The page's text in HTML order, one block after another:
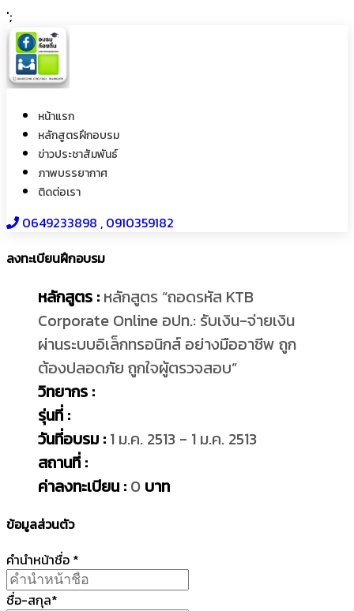
';
หน้าแรก
หลักสูตรฝึกอบรม
ข่าวประชาสัมพันธ์
ภาพบรรยากาศ
ติดต่อเรา
0649233898​ , 0910359182
ลงทะเบียนฝึกอบรม
หลักสูตร : หลักสูตร “ถอดรหัส KTB
Corporate Online อปท.: รับเงิน-จ่ายเงิน
ผ่านระบบอิเล็กทรอนิกส์ อย่างมืออาชีพ ถูก
ต้องปลอดภัย ถูกใจผู้ตรวจสอบ”
วิทยากร :
รุ่นที่ :
วันที่อบรม : 1 ม.ค. 2513 - 1 ม.ค. 2513
สถานที่ :
ค่าลงทะเบียน : 0 บาท
ข้อมูลส่วนตัว
คำนำหน้าชื่อ *
ชื่อ-สกุล*